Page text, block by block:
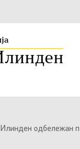
одбележан